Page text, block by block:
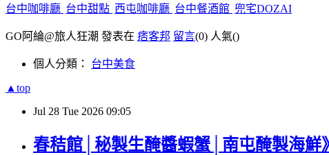
台中咖啡廳 台中甜點 西屯咖啡廳 台中餐酒館 兜宅DOZAI
GO阿綸@旅人狂潮 發表在 痞客邦 留言(0) 人氣()
個人分類： 台中美食
▲top
Jul 28 Tue 2026 09:05
春秸館│秘製生醃醬蝦蟹│南屯醃製海鮮